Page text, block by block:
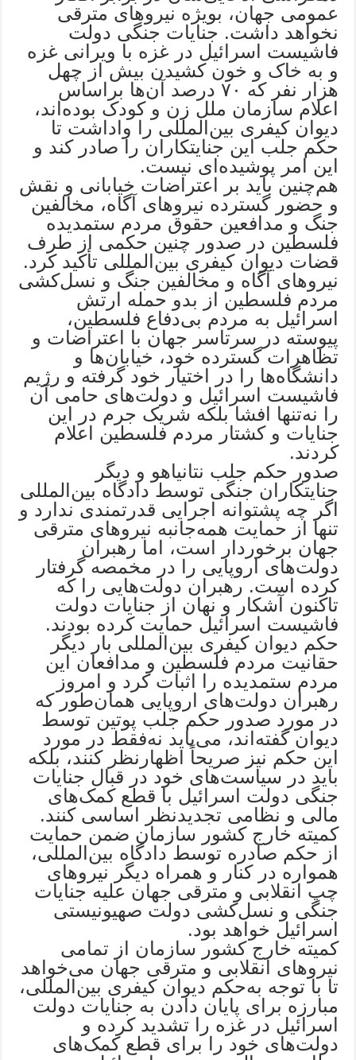
عمومی جهان، بویژه نیروهای مترقی
نخواهد داشت. جنایات جنگی دولت
فاشیست اسرائیل در غزه با ویرانی غزه
و به خاک و خون کشیدن بیش از چهل
هزار نفر که ۷۰ درصد آن‌ها براساس
اعلام سازمان ملل زن و کودک بوده‌اند،
دیوان کیفری بین‌المللی را واداشت تا
حکم جلب این جنایتکاران را صادر کند و
این امر پوشیده‌ای نیست.
هم‌چنین باید بر اعتراضات خیابانی و نقش
و حضور گسترده نیروهای آگاه، مخالفین
جنگ و مدافعین حقوق مردم ستمدیده
فلسطین در صدور چنین حکمی از طرف
قضات دیوان کیفری بین‌المللی تأکید کرد.
نیروهای آگاه و مخالفین جنگ و نسل‌کشی
مردم فلسطین از بدو حمله ارتش
اسرائیل به مردم بی‌دفاع فلسطین،
پیوسته در سرتاسر جهان با اعتراضات و
تظاهرات گسترده خود، خیابان‌ها و
دانشگاه‌ها را در اختیار خود گرفته و رژیم
فاشیست اسرائیل و دولت‌های حامی آن
را نه‌تنها افشا بلکه شریک جرم در این
جنایات و کشتار مردم فلسطین اعلام
کردند.
صدور حکم جلب نتانیاهو و دیگر
جنایتکاران جنگی توسط دادگاه بین‌المللی
اگر چه پشتوانه اجرایی قدرتمندی ندارد و
تنها از حمایت همه‌جانبه نیروهای مترقی
جهان برخوردار است، اما رهبران
دولت‌های اروپایی را در مخمصه گرفتار
کرده است. رهبران دولت‌هایی را که
تاکنون آشکار و نهان از جنایات دولت
فاشیست اسرائیل حمایت کرده بودند.
حکم دیوان کیفری بین‌المللی بار دیگر
حقانیت مردم فلسطین و مدافعان این
مردم ستمدیده را اثبات کرد و امروز
رهبران دولت‌های اروپایی همان‌طور که
در مورد صدور حکم جلب پوتین توسط
دیوان گفته‌اند، می‌باید نه‌فقط در مورد
این حکم نیز صریحاً اظهارنظر کنند، بلکه
باید در سیاست‌های خود در قبال جنایات
جنگی دولت اسرائیل با قطع کمک‌های
مالی و نظامی تجدیدنظر اساسی کنند.
کمیته خارج کشور سازمان ضمن حمایت
از حکم صادره توسط دادگاه بین‌المللی،
همواره در کنار و همراه دیگر نیروهای
چپ انقلابی و مترقی جهان علیه جنایات
جنگی و نسل‌کشی دولت صهیونیستی
اسرائیل خواهد بود.
کمیته خارج کشور سازمان از تمامی
نیروهای انقلابی و مترقی جهان می‌خواهد
تا با توجه به‌حکم دیوان کیفری بین‌المللی،
مبارزه برای پایان دادن به جنایات دولت
اسرائیل در غزه را تشدید کرده و
دولت‌های خود را برای قطع کمک‌های